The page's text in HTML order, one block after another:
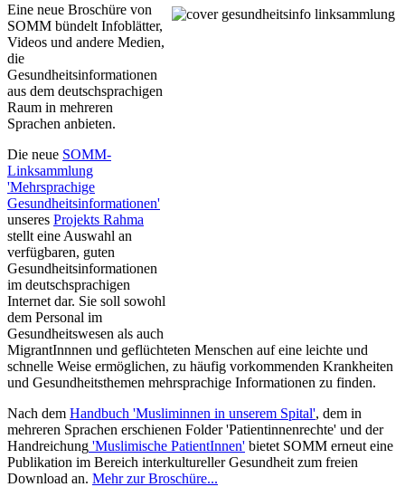
Eine neue Broschüre von
SOMM bündelt Infoblätter,
Videos und andere Medien,
die
Gesundheitsinformationen
aus dem deutschsprachigen
Raum in mehreren
Sprachen anbieten.
Die neue SOMM-
Linksammlung
'Mehrsprachige
Gesundheitsinformationen'
unseres Projekts Rahma
stellt eine Auswahl an
verfügbaren, guten
Gesundheitsinformationen
im deutschsprachigen
Internet dar. Sie soll sowohl
dem Personal im
Gesundheitswesen als auch
MigrantInnnen und geflüchteten Menschen auf eine leichte und
schnelle Weise ermöglichen, zu häufig vorkommenden Krankheiten
und Gesundheitsthemen mehrsprachige Informationen zu finden.
Nach dem Handbuch 'Musliminnen in unserem Spital', dem in
mehreren Sprachen erschienen Folder 'Patientinnenrechte' und der
Handreichung 'Muslimische PatientInnen' bietet SOMM erneut eine
Publikation im Bereich interkultureller Gesundheit zum freien
Download an. Mehr zur Broschüre...